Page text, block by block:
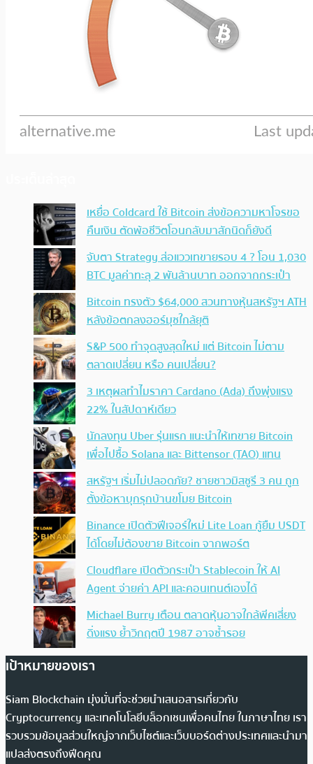
เหยื่อ Coldcard ใช้ Bitcoin ส่งข้อความหาโจรขอ
คืนเงิน ตัดพ้อชีวิตโอนกลับมาสักนิดก็ยังดี
จับตา Strategy ส่อแววเทขายรอบ 4 ? โอน 1,030
BTC มูลค่าทะลุ 2 พันล้านบาท ออกจากกระเป๋า
Bitcoin ทรงตัว $64,000 สวนทางหุ้นสหรัฐฯ ATH
หลังข้อตกลงฮอร์มุซใกล้ยุติ
S&P 500 ทำจุดสูงสุดใหม่ แต่ Bitcoin ไม่ตาม
ตลาดเปลี่ยน หรือ คนเปลี่ยน?
3 เหตุผลทำไมราคา Cardano (Ada) ถึงพุ่งแรง
22% ในสัปดาห์เดียว
นักลงทุน Uber รุ่นแรก แนะนำให้เทขาย Bitcoin
เพื่อไปซื้อ Solana และ Bittensor (TAO) แทน
สหรัฐฯ เริ่มไม่ปลอดภัย? ชายชาวมิสซูรี 3 คน ถูก
ตั้งข้อหาบุกรุกบ้านขโมย Bitcoin
Binance เปิดตัวฟีเจอร์ใหม่ Lite Loan กู้ยืม USDT
ได้โดยไม่ต้องขาย Bitcoin จากพอร์ต
Cloudflare เปิดตัวกระเป๋า Stablecoin ให้ AI
Agent จ่ายค่า API และคอนเทนต์เองได้
Michael Burry เตือน ตลาดหุ้นอาจใกล้พีคเสี่ยง
ดิ่งแรง ย้ำวิกฤตปี 1987 อาจซ้ำรอย
เป้าหมายของเรา
Siam Blockchain มุ่งมั่นที่จะช่วยนำเสนอสารเกี่ยวกับ
Cryptocurrency และเทคโนโลยีบล็อกเชนเพื่อคนไทย ในภาษาไทย เรา
รวบรวมข้อมูลส่วนใหญ่จากเว็บไซต์และเว็บบอร์ดต่างประเทศและนำมา
แปลส่งตรงถึงฟีดคุณ